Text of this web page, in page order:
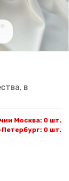
Москва: 0 шт.
: 0 шт.
в